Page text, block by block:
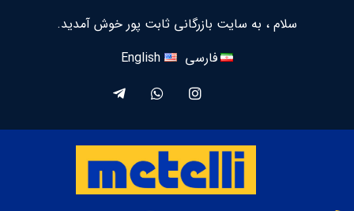
سلام ، به سایت بازرگانی ثابت پور خوش آمدید.
فارسی
English